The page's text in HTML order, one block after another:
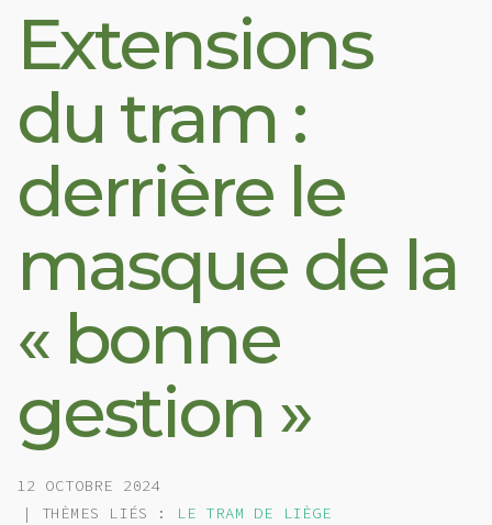
Extensions
du tram :
derrière le
masque de la
« bonne
gestion »
12 OCTOBRE 2024
| THÈMES LIÉS :
LE TRAM DE LIÈGE